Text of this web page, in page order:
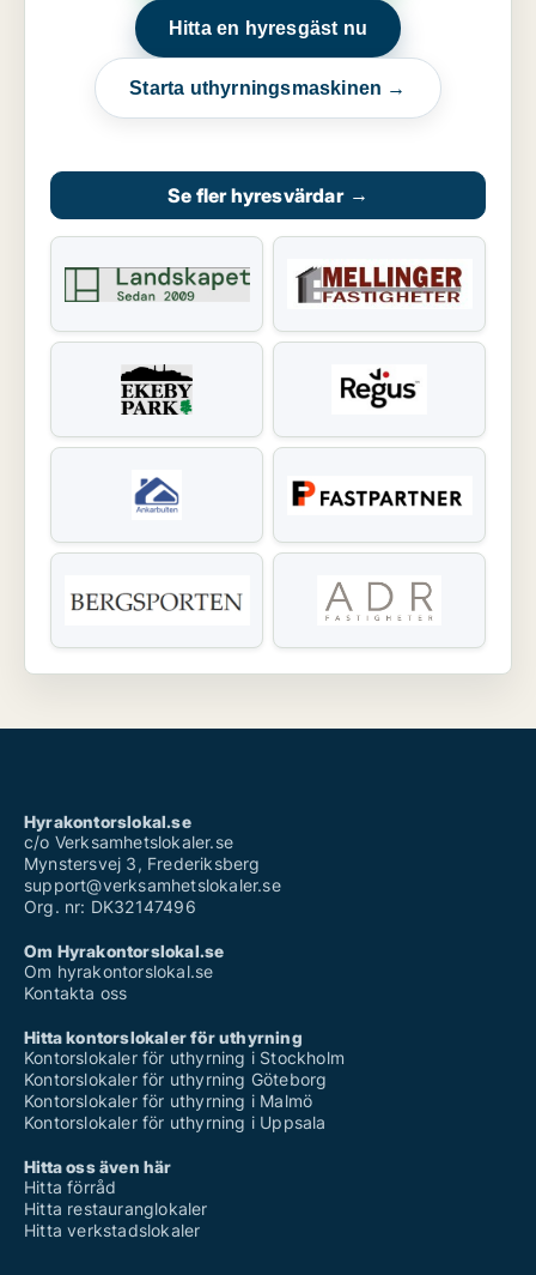
Hitta en hyresgäst nu
Starta uthyrningsmaskinen →
Se fler hyresvärdar →
Hyrakontorslokal.se
c/o Verksamhetslokaler.se
Mynstersvej 3, Frederiksberg
support@verksamhetslokaler.se
Org. nr: DK32147496
Om Hyrakontorslokal.se
Om hyrakontorslokal.se
Kontakta oss
Hitta kontorslokaler för uthyrning
Kontorslokaler för uthyrning i Stockholm
Kontorslokaler för uthyrning Göteborg
Kontorslokaler för uthyrning i Malmö
Kontorslokaler för uthyrning i Uppsala
Hitta oss även här
Hitta förråd
Hitta restauranglokaler
Hitta verkstadslokaler